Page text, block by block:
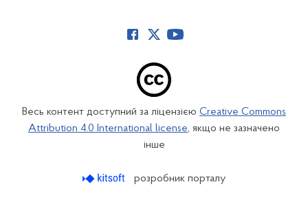
Весь контент доступний за ліцензією Creative Commons
Attribution 4.0 International license, якщо не зазначено
інше
розробник порталу